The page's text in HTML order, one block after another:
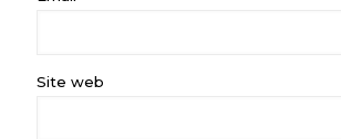
Site web